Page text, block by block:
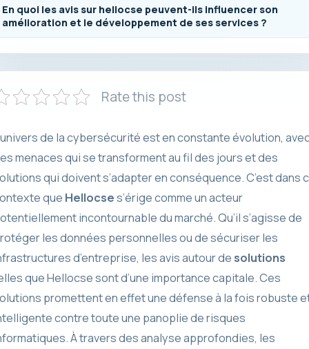
En quoi les avis sur hellocse peuvent-ils influencer son
amélioration et le développement de ses services ?
Rate this post
de la cybersécurité est en constante évolution,
menaces qui se transforment au fil des jours et des
qui doivent s’adapter en conséquence. C’est dans
que Hellocses’érige comme un acteur
incontournable du marché. Qu’il s’agisse de
les données personnelles ou de sécuriser les
d’entreprise, les avis autour de solutions
que Hellocse sont d’une importance capitale. Ces
promettent en effet une défense à la fois robuste
contre toute une panoplie de risques
À travers des analyse approfondies, les